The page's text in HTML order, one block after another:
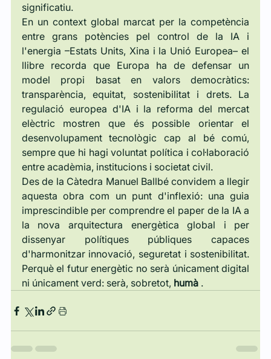
significatiu.
En un context global marcat per la competència
entre grans potències pel control de la IA i
l'energia –Estats Units, Xina i la Unió Europea– el
llibre recorda que Europa ha de defensar un
model propi basat en valors democràtics:
transparència, equitat, sostenibilitat i drets. La
regulació europea d'IA i la reforma del mercat
elèctric mostren que és possible orientar el
desenvolupament tecnològic cap al bé comú,
sempre que hi hagi voluntat política i col·laboració
entre acadèmia, institucions i societat civil.
Des de la Càtedra Manuel Ballbé convidem a llegir
aquesta obra com un punt d'inflexió: una guia
imprescindible per comprendre el paper de la IA a
la nova arquitectura energètica global i per
dissenyar polítiques públiques capaces
d'harmonitzar innovació, seguretat i sostenibilitat.
Perquè el futur energètic no serà únicament digital
ni únicament verd: serà, sobretot, humà .